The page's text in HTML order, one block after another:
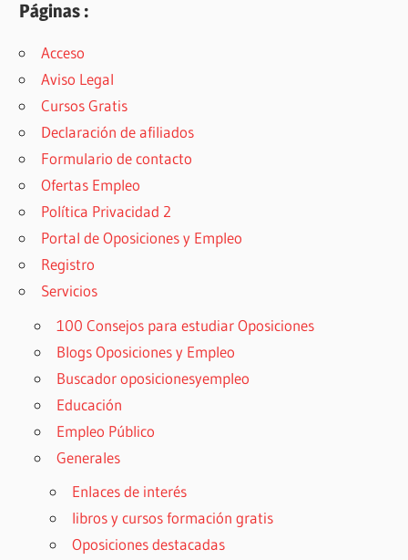
Páginas :
Acceso
Aviso Legal
Cursos Gratis
Declaración de afiliados
Formulario de contacto
Ofertas Empleo
Política Privacidad 2
Portal de Oposiciones y Empleo
Registro
Servicios
100 Consejos para estudiar Oposiciones
Blogs Oposiciones y Empleo
Buscador oposicionesyempleo
Educación
Empleo Público
Generales
Enlaces de interés
libros y cursos formación gratis
Oposiciones destacadas